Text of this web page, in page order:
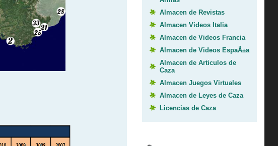
Almacen de Revistas
Almacen Videos Italia
Almacen de Videos Francia
Almacen de Videos EspaÃ±a
Almacen de Articulos de
Caza
Almacen Juegos Virtuales
Almacen de Leyes de Caza
Licencias de Caza